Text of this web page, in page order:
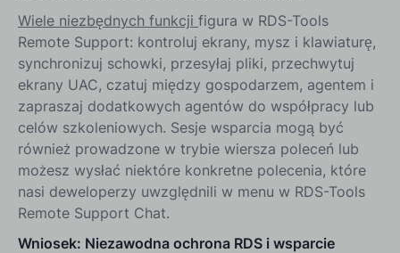
Wiele niezbędnych funkcji figura w RDS-Tools
Remote Support: kontroluj ekrany, mysz i klawiaturę,
synchronizuj schowki, przesyłaj pliki, przechwytuj
ekrany UAC, czatuj między gospodarzem, agentem i
zapraszaj dodatkowych agentów do współpracy lub
celów szkoleniowych. Sesje wsparcia mogą być
również prowadzone w trybie wiersza poleceń lub
możesz wysłać niektóre konkretne polecenia, które
nasi deweloperzy uwzględnili w menu w RDS-Tools
Remote Support Chat.
Wniosek: Niezawodna ochrona RDS i wsparcie